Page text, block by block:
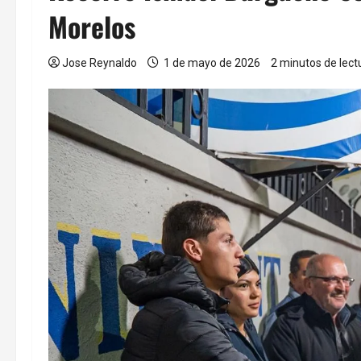
Morelos
Jose Reynaldo 1 de mayo de 2026 2 minutos de